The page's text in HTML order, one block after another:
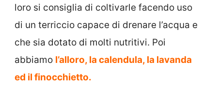
loro si consiglia di coltivarle facendo uso
di un terriccio capace di drenare l’acqua e
che sia dotato di molti nutritivi. Poi
abbiamo l’alloro, la calendula, la lavanda
ed il finocchietto.